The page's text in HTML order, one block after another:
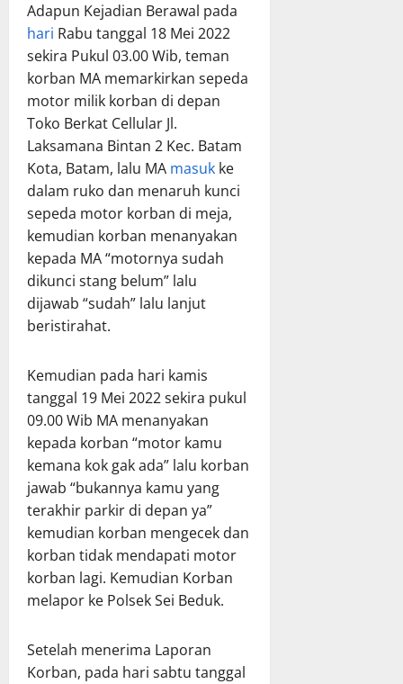
Adapun Kejadian Berawal pada
hari Rabu tanggal 18 Mei 2022
sekira Pukul 03.00 Wib, teman
korban MA memarkirkan sepeda
motor milik korban di depan
Toko Berkat Cellular Jl.
Laksamana Bintan 2 Kec. Batam
Kota, Batam, lalu MA masuk ke
dalam ruko dan menaruh kunci
sepeda motor korban di meja,
kemudian korban menanyakan
kepada MA “motornya sudah
dikunci stang belum” lalu
dijawab “sudah” lalu lanjut
beristirahat.
Kemudian pada hari kamis
tanggal 19 Mei 2022 sekira pukul
09.00 Wib MA menanyakan
kepada korban “motor kamu
kemana kok gak ada” lalu korban
jawab “bukannya kamu yang
terakhir parkir di depan ya”
kemudian korban mengecek dan
korban tidak mendapati motor
korban lagi. Kemudian Korban
melapor ke Polsek Sei Beduk.
Setelah menerima Laporan
Korban, pada hari sabtu tanggal